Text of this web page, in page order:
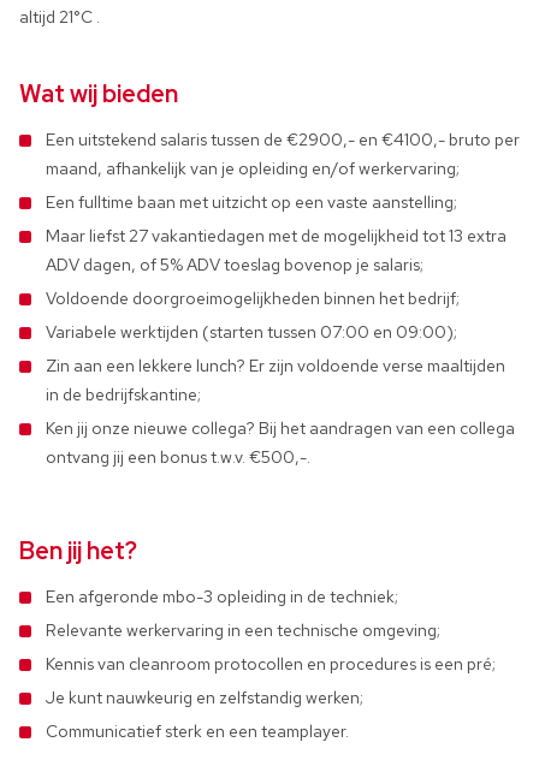
altijd 21°C .
Wat wij bieden
Een uitstekend salaris tussen de €2900,- en €4100,- bruto per
maand, afhankelijk van je opleiding en/of werkervaring;
Een fulltime baan met uitzicht op een vaste aanstelling;
Maar liefst 27 vakantiedagen met de mogelijkheid tot 13 extra
ADV dagen, of 5% ADV toeslag bovenop je salaris;
Voldoende doorgroeimogelijkheden binnen het bedrijf;
Variabele werktijden (starten tussen 07:00 en 09:00);
Zin aan een lekkere lunch? Er zijn voldoende verse maaltijden
in de bedrijfskantine;
Ken jij onze nieuwe collega? Bij het aandragen van een collega
ontvang jij een bonus t.w.v. €500,-.
Ben jij het?
Een afgeronde mbo-3 opleiding in de techniek;
Relevante werkervaring in een technische omgeving;
Kennis van cleanroom protocollen en procedures is een pré;
Je kunt nauwkeurig en zelfstandig werken;
Communicatief sterk en een teamplayer.